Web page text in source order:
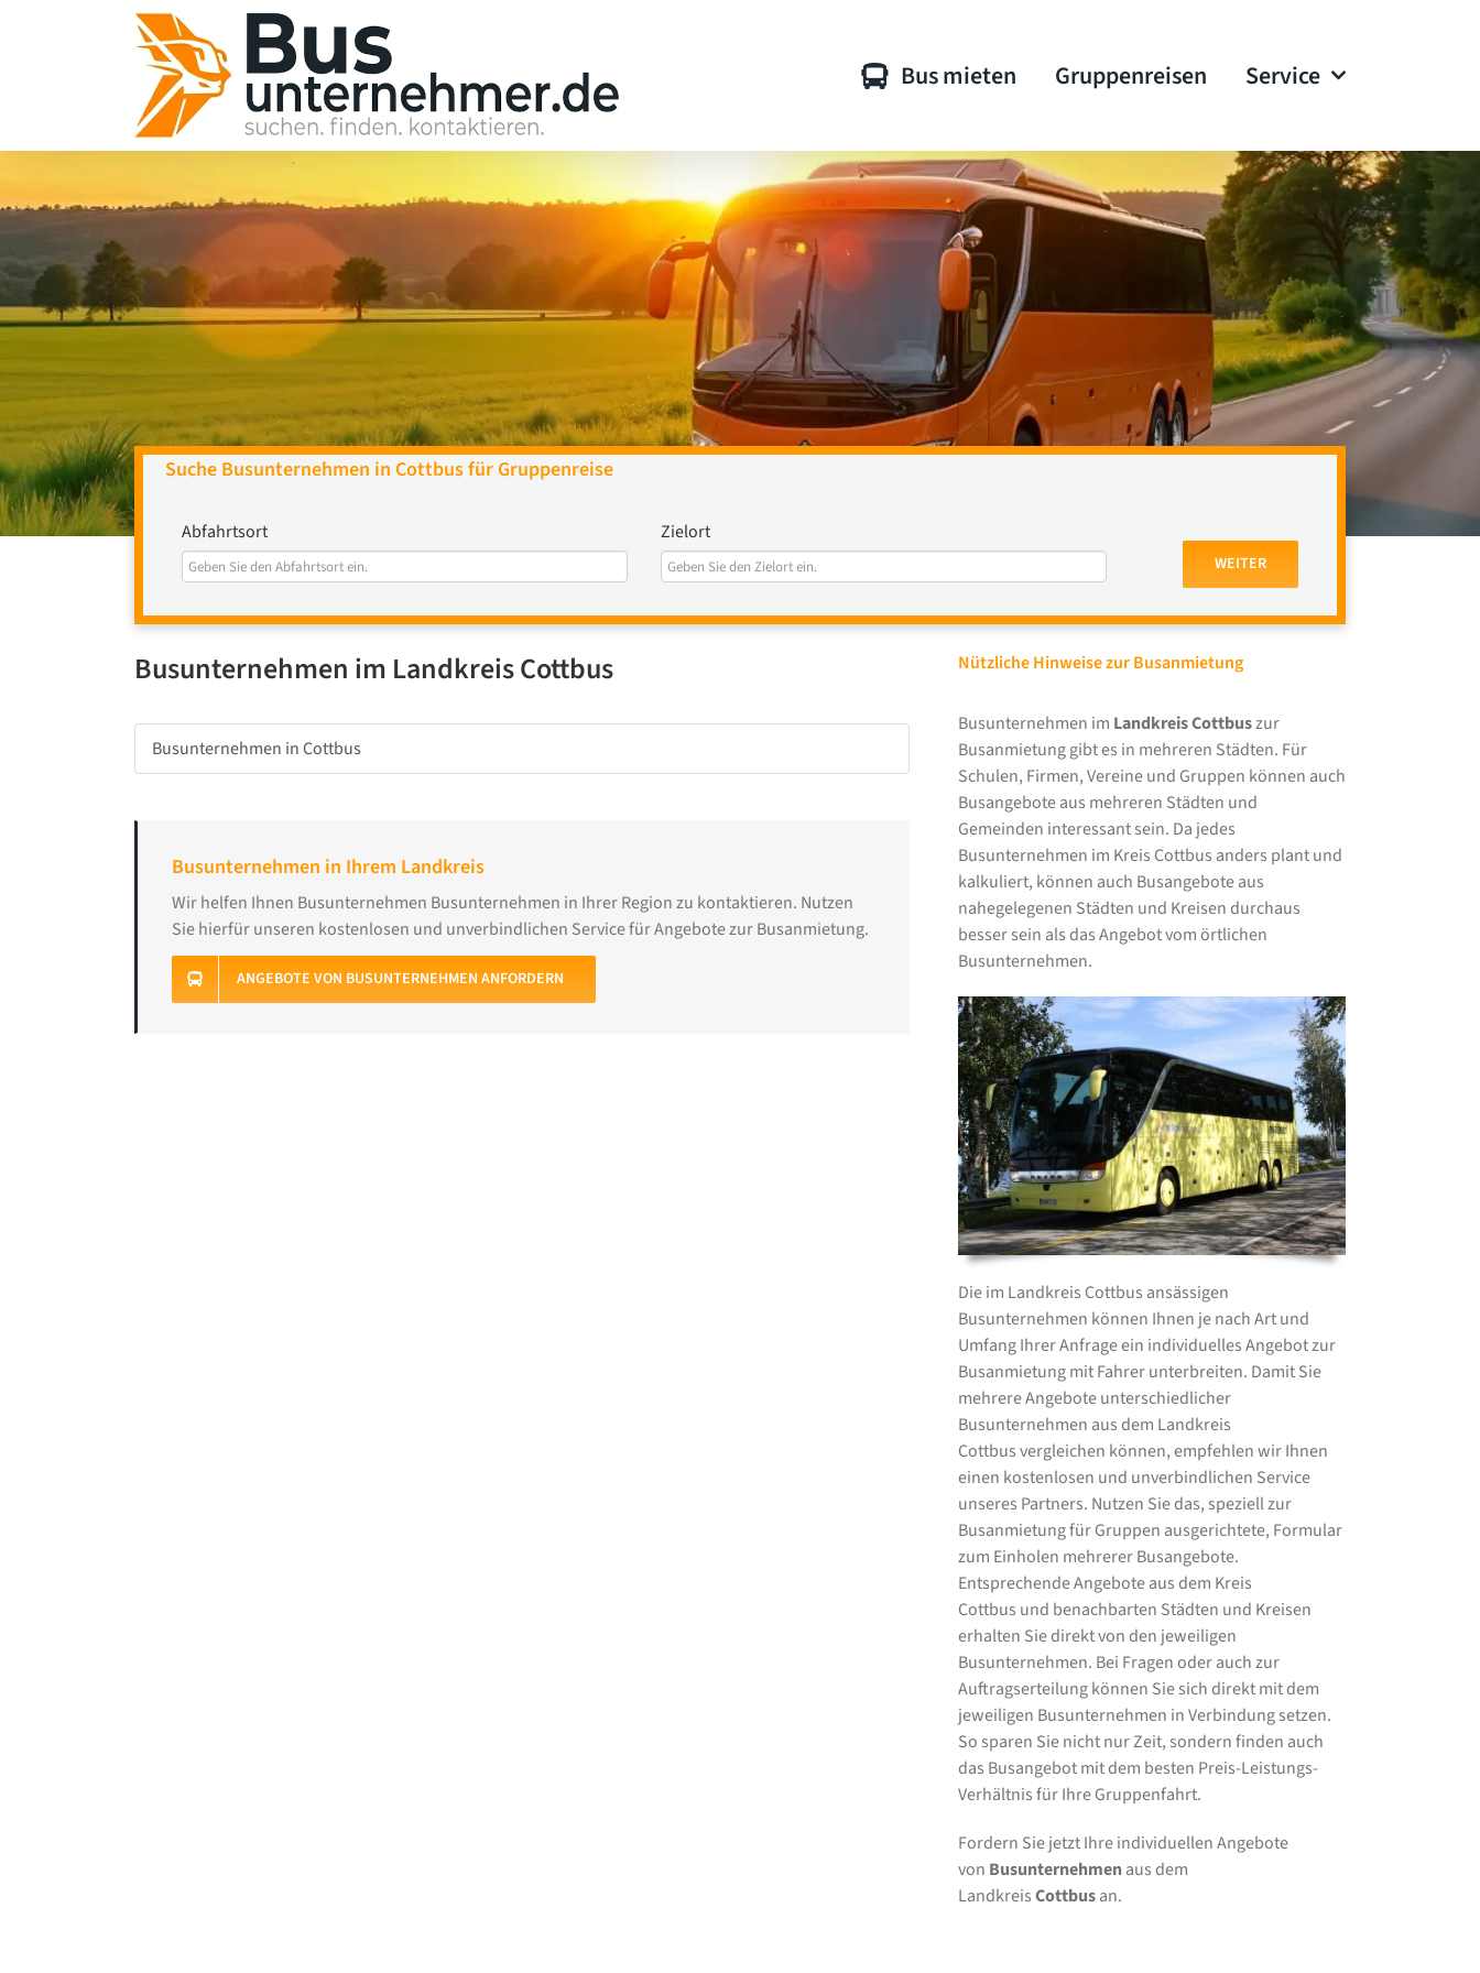
Bus mieten Gruppenreisen Service
Suche Busunternehmen in Cottbus für Gruppenreise
Abfahrtsort Zielort
WEITER
Busunternehmen im Landkreis Cottbus
Busunternehmen in Cottbus
Busunternehmen in Ihrem Landkreis
Wir helfen Ihnen Busunternehmen Busunternehmen in Ihrer Region zu kontaktieren. Nutzen
Sie hierfür unseren kostenlosen und unverbindlichen Service für Angebote zur Busanmietung.
ANGEBOTE VON BUSUNTERNEHMEN ANFORDERN
Nützliche Hinweise zur Busanmietung
Busunternehmen im Landkreis Cottbuszur
Busanmietung gibt es in mehreren Städten. Für
Schulen, Firmen, Vereine und Gruppen können auch
Busangebote aus mehreren Städten und
Gemeinden interessant sein. Da jedes
Busunternehmen im Kreis Cottbus anders plant und
kalkuliert, können auch Busangebote aus
nahegelegenen Städten und Kreisen durchaus
besser sein als das Angebot vom örtlichen
Busunternehmen.
Die im Landkreis Cottbus ansässigen
Busunternehmen können Ihnen je nach Art und
Umfang Ihrer Anfrage ein individuelles Angebot zur
Busanmietung mit Fahrer unterbreiten. Damit Sie
mehrere Angebote unterschiedlicher
Busunternehmen aus dem Landkreis
Cottbus vergleichen können, empfehlen wir Ihnen
einen kostenlosen und unverbindlichen Service
unseres Partners. Nutzen Sie das, speziell zur
Busanmietung für Gruppen ausgerichtete, Formular
zum Einholen mehrerer Busangebote.
Entsprechende Angebote aus dem Kreis
Cottbus und benachbarten Städten und Kreisen
erhalten Sie direkt von den jeweiligen
Busunternehmen. Bei Fragen oder auch zur
Auftragserteilung können Sie sich direkt mit dem
jeweiligen Busunternehmen in Verbindung setzen.
So sparen Sie nicht nur Zeit, sondern finden auch
das Busangebot mit dem besten Preis-Leistungs-
Verhältnis für Ihre Gruppenfahrt.
Fordern Sie jetzt Ihre individuellen Angebote
von Busunternehmenaus dem
LandkreisCottbusan.